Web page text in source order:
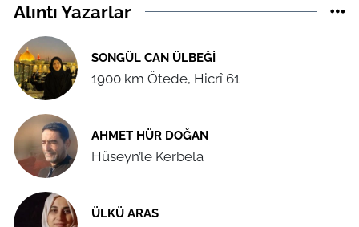
Alıntı Yazarlar
SONGÜL CAN ÜLBEĞI
1900 km Ötede, Hicrî 61
AHMET HÜR DOĞAN
Hüseyn’le Kerbela
ÜLKÜ ARAS